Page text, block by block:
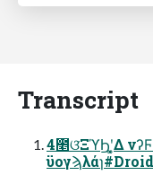
Transcript
4೥ଓ͘ΞϓϦʹ͓͚Δ